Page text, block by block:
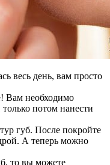
весь день, вам просто
Вам необходимо
потом нанести
губ. После покройте
А теперь можно
то вы можете